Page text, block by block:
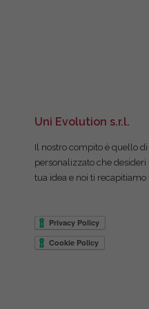
Uni Evolution s.r.l.
Il nostro compito è quello
personalizzato che
tua idea e noi ti recapitiamo